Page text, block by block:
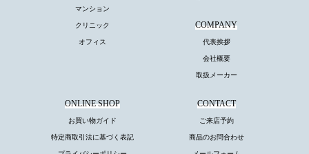
マンション
クリニック
オフィス
COMPANY
代表挨拶
会社概要
取扱メーカー
CONTACT
ご来店予約
商品のお問合わせ
ONLINE SHOP
お買い物ガイド
特定商取引法に基づく表記